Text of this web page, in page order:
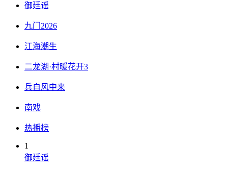
御廷谣
九门2026
江海潮生
二龙湖·村暖花开3
兵自风中来
南戏
热播榜
1
御廷谣